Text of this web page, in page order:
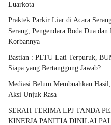
Luarkota
Praktek Parkir Liar di Acara
Serang, Pengendara Roda Dua
Korbannya
Bastian : PLTU Lati Terpuruk,
Siapa yang Bertanggung Jawab?
Mediasi Belum Membuahkan
Aksi Unjuk Rasa
SERAH TERIMA LPJ TANDA
KINERJA PANITIA DINILAI